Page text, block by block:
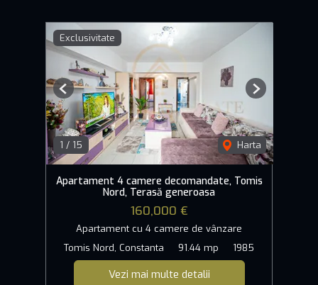
Exclusivitate
1 / 15 Harta
Previous Next
Apartament 4 camere decomandate, Tomis
Nord, Terasă generoasa
160,000 €
Apartament cu 4 camere de vânzare
Tomis Nord, Constanta
91.44 mp 1985
Vezi mai multe detalii